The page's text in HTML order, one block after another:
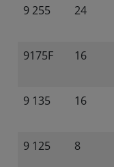
9 255 24
9175F 16
9 135 16
9 125 8